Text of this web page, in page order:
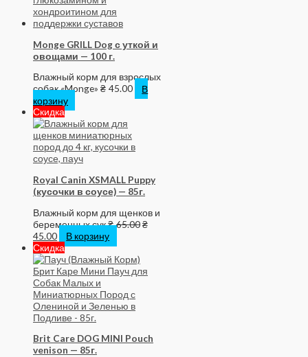
Monge GRILL Dog с уткой и
овощами — 100 г.
Влажный корм для взрослых
собак «Monge» ₴ 45.00
В
корзину
Скидка
Royal Canin XSMALL Puppy
(кусочки в соусе) — 85г.
Влажный корм для щенков и
беременных сук₴ 65.00₴
45.00
В корзину
Скидка
Brit Care DOG MINI Pouch
venison — 85г.